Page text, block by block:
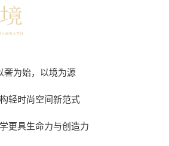
奢为始，以境为源
轻时尚空间新范式
更具生命力与创造力